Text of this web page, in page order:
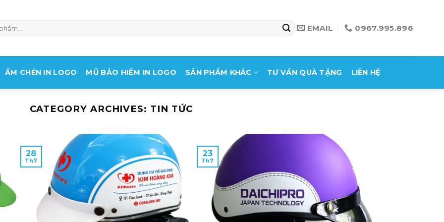
EMAIL 0967.995.896
ẤM CHÉN IN LOGO MŨ BẢO HIỂM IN LOGO SẢN PHẨM KHÁC TƯ VẤN QUÀ TẶNG LIÊN HỆ
CATEGORY ARCHIVES: TIN TỨC
28
Th7
23
Th7